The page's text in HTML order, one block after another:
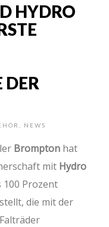
HYDRO
DER
NEWS
Brompton hat
mit Hydro
100 Prozent
die mit der